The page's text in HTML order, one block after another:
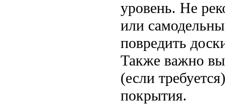
уровень. Не
или
повредить
Также важно
(если
покрытия.